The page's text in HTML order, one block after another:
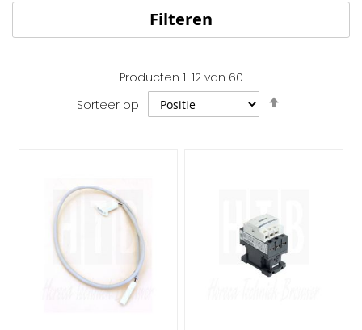
Filteren
Producten 1-12van 60
Sorteer op